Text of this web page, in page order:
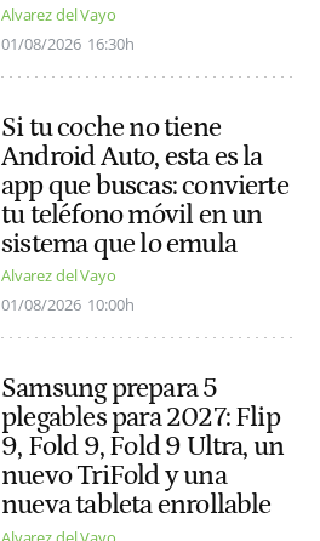
Alvarez del Vayo
01/08/2026 16:30h
Si tu coche no tiene
Android Auto, esta es la
app que buscas: convierte
tu teléfono móvil en un
sistema que lo emula
Alvarez del Vayo
01/08/2026 10:00h
Samsung prepara 5
plegables para 2027: Flip
9, Fold 9, Fold 9 Ultra, un
nuevo TriFold y una
nueva tableta enrollable